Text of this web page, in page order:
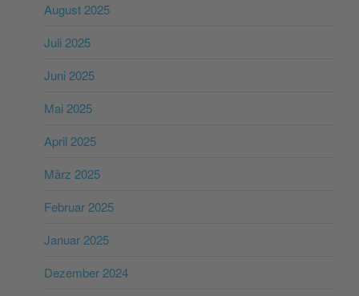
August 2025
Juli 2025
Juni 2025
Mai 2025
April 2025
März 2025
Februar 2025
Januar 2025
Dezember 2024